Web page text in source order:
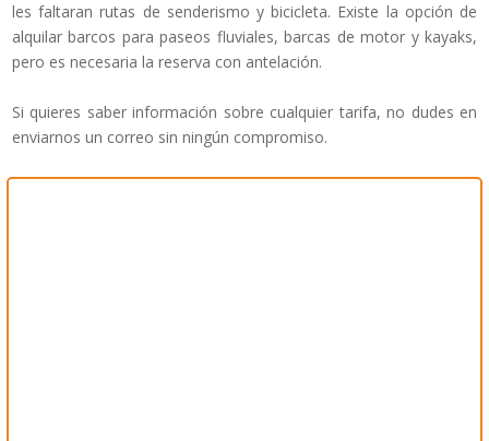
les faltaran rutas de senderismo y bicicleta. Existe la opción de
alquilar barcos para paseos fluviales, barcas de motor y kayaks,
pero es necesaria la reserva con antelación.
Si quieres saber información sobre cualquier tarifa, no dudes en
enviarnos un correo sin ningún compromiso.